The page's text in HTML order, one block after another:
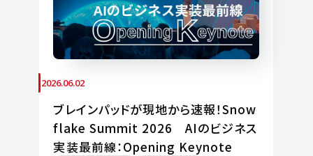
2026.06.02
ブレインパッドが現地から速報！Snow
flake Summit 2026 AIのビジネス
実装最前線：Opening Keynote